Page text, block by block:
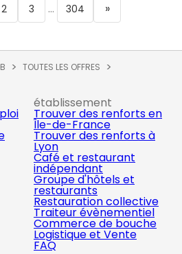
2 3 ... 304 »
TOUTES LES OFFRES
établissement
Trouver des renforts en
Île-de-France
Trouver des renforts à
Lyon
Café et restaurant
indépendant
Groupe d'hôtels et
restaurants
Restauration collective
Traiteur évènementiel
Commerce de bouche
Logistique et Vente
FAQ